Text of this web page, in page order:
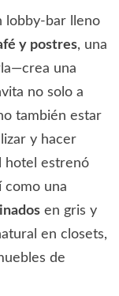
lobby-bar lleno
y postres, una
una
no solo a
también estar
y hacer
hotel estrenó
como una
en gris y
en closets,
de